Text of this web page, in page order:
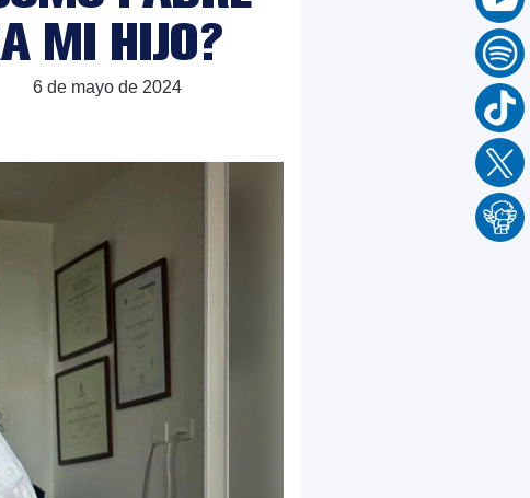
MI HIJO?
6 de mayo de 2024